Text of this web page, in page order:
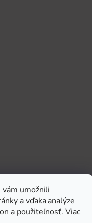
vám umožnili
a vďaka analýze
a použiteľnosť. Viac